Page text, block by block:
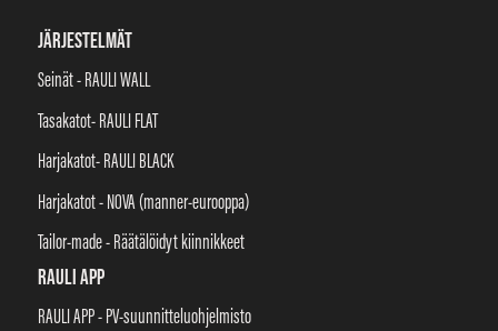
JÄRJESTELMÄT
Seinät - RAULI WALL
Tasakatot- RAULI FLAT
Harjakatot- RAULI BLACK
Harjakatot - NOVA (manner-eurooppa)
Tailor-made - Räätälöidyt kiinnikkeet
RAULI APP
RAULI APP - PV-suunnitteluohjelmisto